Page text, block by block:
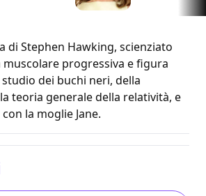
di Stephen Hawking, scienziato
progressiva e figura
dei buchi neri, della
teoria generale della relatività, e
la moglie Jane.